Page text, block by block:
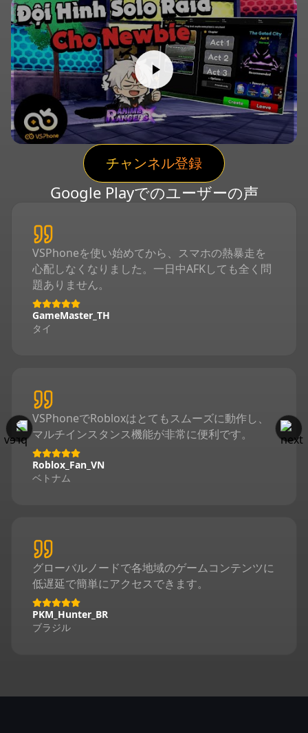
チャンネル登録
Google Playでのユーザーの声
VSPhoneを使い始めてから、スマホの熱暴走を
心配しなくなりました。一日中AFKしても全く問
題ありません。
GameMaster_TH
タイ
VSPhoneでRobloxはとてもスムーズに動作し、
マルチインスタンス機能が非常に便利です。
Roblox_Fan_VN
ベトナム
グローバルノードで各地域のゲームコンテンツに
低遅延で簡単にアクセスできます。
PKM_Hunter_BR
ブラジル